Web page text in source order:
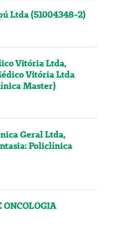
Ltda (51004348-2)
Vitória Ltda,
Vitória Ltda
Master)
Geral Ltda,
Policlínica
ONCOLOGIA